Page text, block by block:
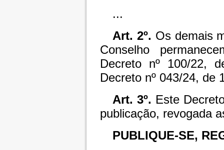
...
Art. 2º. Os demais
Conselho
Decreto nº 100/22,
Decreto nº 043/24, de
Art. 3º. Este
publicação, revogada
PUBLIQUE-SE,